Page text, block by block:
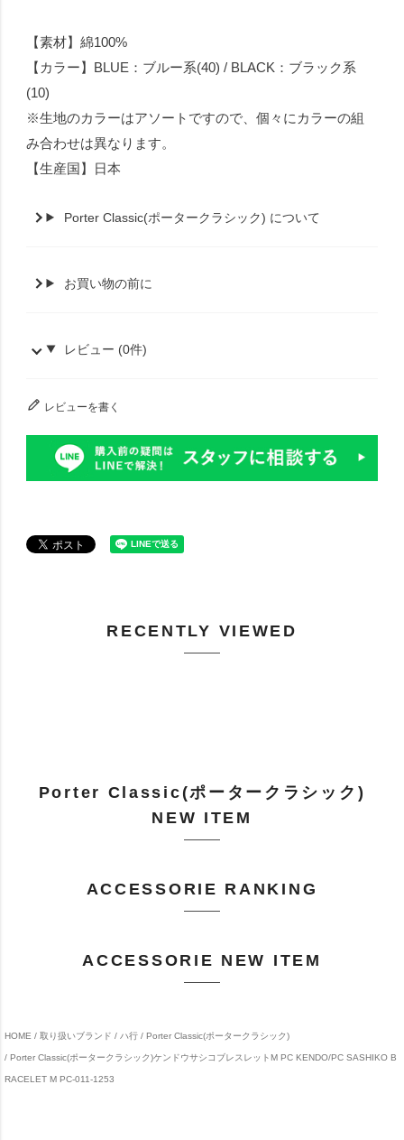
【素材】綿100%
【カラー】BLUE：ブルー系(40) / BLACK：ブラック系
(10)
※生地のカラーはアソートですので、個々にカラーの組
み合わせは異なります。
【生産国】日本
Porter Classic(ポータークラシック) について
お買い物の前に
レビュー (0件)
レビューを書く
RECENTLY VIEWED
Porter Classic(ポータークラシック)
NEW ITEM
ACCESSORIE RANKING
ACCESSORIE NEW ITEM
HOME 取り扱いブランド ハ行 Porter Classic(ポータークラシック)
Porter Classic(ポータークラシック)ケンドウサシコブレスレットM PC KENDO/PC SASHIKO B
RACELET M PC-011-1253